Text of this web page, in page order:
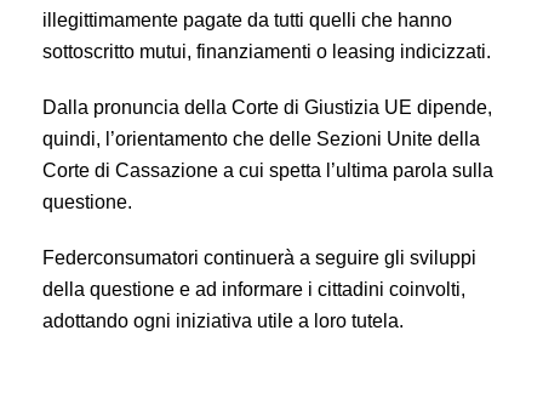
illegittimamente pagate da tutti quelli che hanno
sottoscritto mutui, finanziamenti o leasing indicizzati.
Dalla pronuncia della Corte di Giustizia UE dipende,
quindi, l’orientamento che delle Sezioni Unite della
Corte di Cassazione a cui spetta l’ultima parola sulla
questione.
Federconsumatori continuerà a seguire gli sviluppi
della questione e ad informare i cittadini coinvolti,
adottando ogni iniziativa utile a loro tutela.